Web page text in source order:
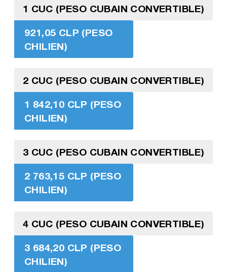
1 CUC (PESO CUBAIN CONVERTIBLE)
921,05 CLP (PESO
CHILIEN)
2 CUC (PESO CUBAIN CONVERTIBLE)
1 842,10 CLP (PESO
CHILIEN)
3 CUC (PESO CUBAIN CONVERTIBLE)
2 763,15 CLP (PESO
CHILIEN)
4 CUC (PESO CUBAIN CONVERTIBLE)
3 684,20 CLP (PESO
CHILIEN)